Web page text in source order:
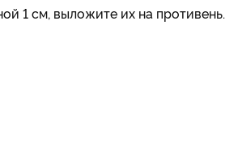
1 см, выложите их на противень.